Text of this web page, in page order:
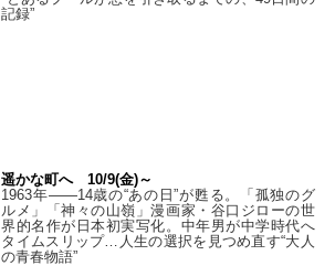
記録”
遥かな町へ 10/9(金)～
1963年――14歳の“あの日”が甦る。「孤独のグ
ルメ」「神々の山嶺」漫画家・谷口ジローの世
界的名作が日本初実写化。中年男が中学時代へ
タイムスリップ…人生の選択を見つめ直す“大人
の青春物語”